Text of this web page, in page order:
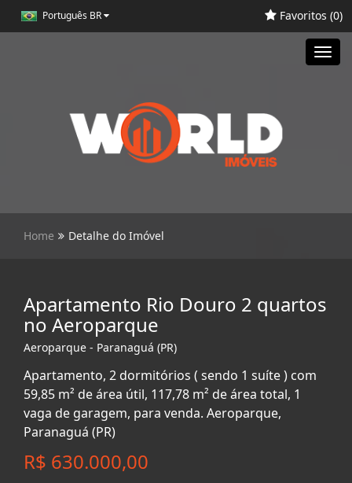
Português BR Favoritos (0)
Home Detalhe do Imóvel
Apartamento Rio Douro 2 quartos
no Aeroparque
Aeroparque - Paranaguá (PR)
Apartamento, 2 dormitórios ( sendo 1 suíte ) com
59,85 m² de área útil, 117,78 m² de área total, 1
vaga de garagem, para venda. Aeroparque,
Paranaguá (PR)
R$ 630.000,00